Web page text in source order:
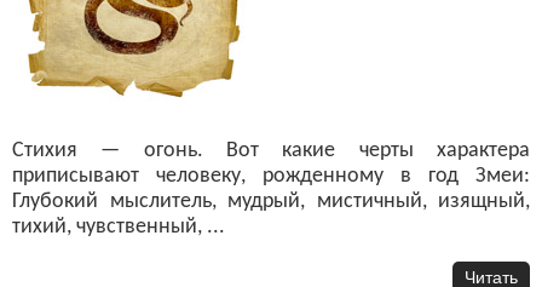
Стихия — огонь. Вот какие черты характера
приписывают человеку, рожденному в год Змеи:
Глубокий мыслитель, мудрый, мистичный, изящный,
тихий, чувственный, ...
Читать